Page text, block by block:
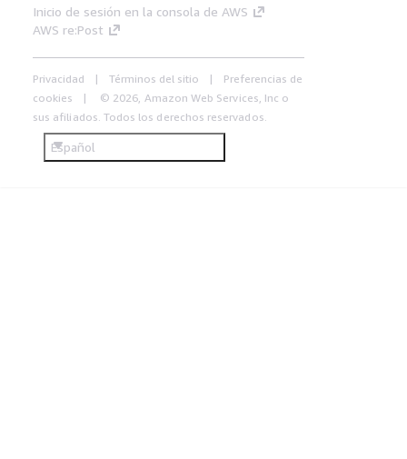
Inicio de sesión en la consola de AWS
AWS re:Post
Privacidad Términos del sitio
Preferencias de
cookies
© 2026, Amazon Web Services, Inc o
sus afiliados. Todos los derechos reservados.
Español